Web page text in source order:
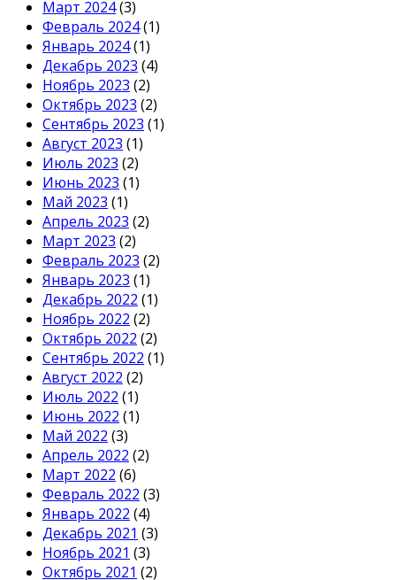
Март 2024(3)
Февраль 2024(1)
Январь 2024(1)
Декабрь 2023 (4)
Ноябрь 2023 (2)
Октябрь 2023 (2)
Сентябрь 2023 (1)
Август 2023 (1)
Июль 2023 (2)
Июнь 2023 (1)
Май 2023 (1)
Апрель 2023 (2)
Март 2023 (2)
Февраль 2023 (2)
Январь 2023 (1)
Декабрь 2022 (1)
Ноябрь 2022 (2)
Октябрь 2022 (2)
Сентябрь 2022 (1)
Август 2022 (2)
Июль 2022 (1)
Июнь 2022 (1)
Май 2022 (3)
Апрель 2022 (2)
Март 2022 (6)
Февраль 2022 (3)
Январь 2022 (4)
Декабрь 2021 (3)
Ноябрь 2021 (3)
Октябрь 2021 (2)